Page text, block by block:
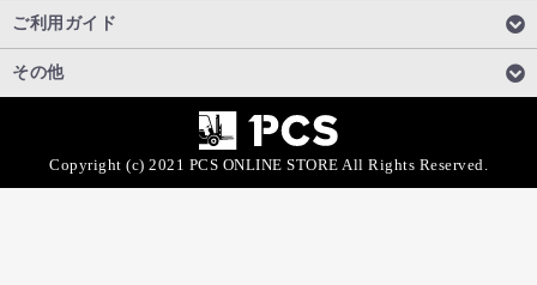
ご利用ガイド
その他
Copyright (c) 2021 PCS ONLINE STORE All Rights Reserved.